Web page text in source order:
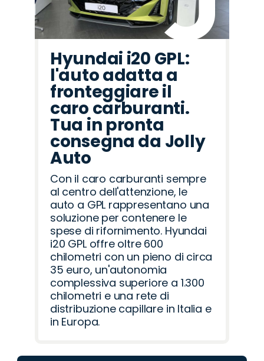
Hyundai i20 GPL:
l'auto adatta a
fronteggiare il
caro carburanti.
Tua in pronta
consegna da Jolly
Auto
Con il caro carburanti sempre
al centro dell'attenzione, le
auto a GPL rappresentano una
soluzione per contenere le
spese di rifornimento. Hyundai
i20 GPL offre oltre 600
chilometri con un pieno di circa
35 euro, un'autonomia
complessiva superiore a 1.300
chilometri e una rete di
distribuzione capillare in Italia e
in Europa.